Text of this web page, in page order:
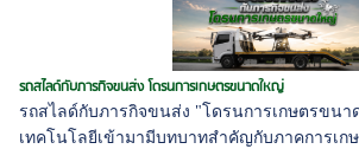
รถสไลด์กับภารกิจขนส่ง โดรนการเกษตรขนาดใหญ่
รถสไลด์กับภารกิจขนส่ง "โดรนการเกษตรขน
เทคโนโลยีเข้ามามีบทบาทสำคัญกับภาคการเก